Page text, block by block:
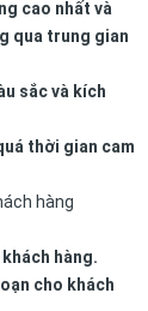
cao nhất và
qua trung gian
sắc và kích
thời gian cam
hàng
hàng.
cho khách